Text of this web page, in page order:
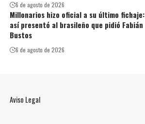
6 de agosto de 2026
Millonarios hizo oficial a su último fichaje:
así presentó al brasileño que pidió Fabián
Bustos
6 de agosto de 2026
Aviso Legal